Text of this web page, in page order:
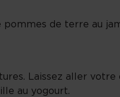
pommes de terre au
Laissez aller
au yogourt.